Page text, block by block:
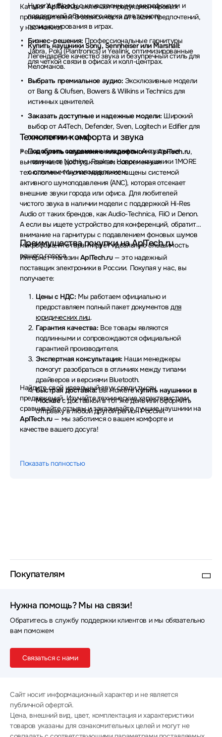
Наушники Redragon Наушники Trust
Наушники MCHOSE Наушники ExeGate
Наушники Belkin Наушники Defunc
Наушники Dell Наушники Simgot
Наушники Canyon
Наушники MUSIC PUBLIC KINGDOM
Наушники AverMedia Наушники OLMIO
Наушники Nothing Наушники CROWN micro
Наушники Ttec Наушники X-Game
Наушники Koss Наушники Bowers & Wilkins
Наушники Dark Project Наушники Lyambda
Наушники AKG Наушники JVC
Наушники EPOS Наушники Redmi
Наушники Dunu Наушники OnePlus
Наушники Digma Наушники Aula
Наушники Fanvil Наушники Nuroum
Наушники Thermaltake Наушники TWS
Наушники AVTech Наушники Ritmix
Наушники Microlab
Наушники GEOZON Наушники HIDIZS
Наушники Oppo
Наушники hoco.
Наушники LD Systems
Наушники Dali
Наушники HiFiMan Наушники Cougar
HyperX и Bloody с качественными микрофонами и
поддержкой объемного звука для точного
позиционирования в играх.
Бизнес-решения: Профессиональные гарнитуры
Jabra, Poly (Plantronics) и Yealink, оптимизированные
для четкой связи в офисах и колл-центрах.
КаталогAplTech.ruвключает продукцию мировых
производителей. В зависимости от ваших предпочтений,
у нас можно:
Купить наушники Sony, Sennheiser или Marshall:
Легендарное качество звука и безупречный стиль для
меломанов.
Выбрать премиальное аудио: Эксклюзивные модели
от Bang & Olufsen, Bowers & Wilkins и Technics для
истинных ценителей.
Заказать доступные и надежные модели: Широкий
выбор от A4Tech, Defender, Sven, Logitech и Edifier для
повседневных задач.
Подобрать современные гаджеты:Актуальные
новинки от Nothing, Realme, Honor и наушники 1MORE
с отличным шумоподавлением.
Технологии комфорта и звука
Решивкупить наушники с микрофономнаAplTech.ru,
вы получаете доступ к самым современным
технологиям. Многие модели оснащены системой
активного шумоподавления (ANC), которая отсекает
внешние звуки города или офиса. Для любителей
чистого звука в наличии модели с поддержкой Hi-Res
Audio от таких брендов, как Audio-Technica, FiiO и Denon.
А если вы ищете устройство для конференций, обратите
внимание на гарнитуры с подавлением фоновых шумов
микрофона, что гарантирует идеальную слышимость
вашего голоса.
Преимущества покупки на AplTech.ru
Интернет-магазин AplTech.ru— это надежный
поставщик электроники в России. Покупая у нас, вы
получаете:
Цены с НДС: Мы работаем официально и
предоставляем полный пакет документовдля
юридических лиц.
Гарантия качества: Все товары являются
подлинными и сопровождаются официальной
гарантией производителя.
Экспертная консультация: Наши менеджеры
помогут разобраться в отличиях между типами
драйверов и версиями Bluetooth.
Быстрая доставка:Вы можетекупить наушники в
Москвес доставкой в тот же день или оформить
отправку в любой другой регион России.
Найдите свой идеальный звук среди тысяч
предложений. Изучайте технические характеристики,
сравнивайте отзывы и заказывайте лучшие наушники на
AplTech.ru— мы заботимся о вашем комфорте и
качестве вашего досуга!
Показать полностью
Покупателям
Нужна помощь? Мы на связи!
Обратитесь в службу поддержки клиентов и мы обязательно
вам поможем
Связаться с нами
Сайт носит информационный характер и не является
публичной офертой.
Цена, внешний вид, цвет, комплектация и характеристики
товаров указаны для ознакомительных целей и могут не